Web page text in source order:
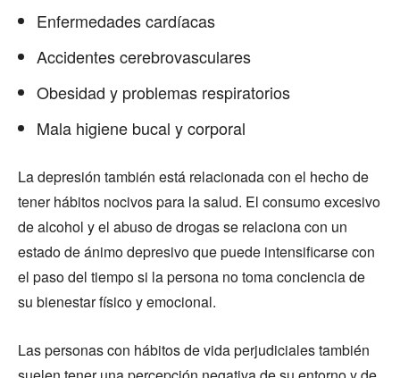
Enfermedades cardíacas
Accidentes cerebrovasculares
Obesidad y problemas respiratorios
Mala higiene bucal y corporal
La depresión también está relacionada con el hecho de
tener hábitos nocivos para la salud. El consumo excesivo
de alcohol y el abuso de drogas se relaciona con un
estado de ánimo depresivo que puede intensificarse con
el paso del tiempo si la persona no toma conciencia de
su bienestar físico y emocional.
Las personas con hábitos de vida perjudiciales también